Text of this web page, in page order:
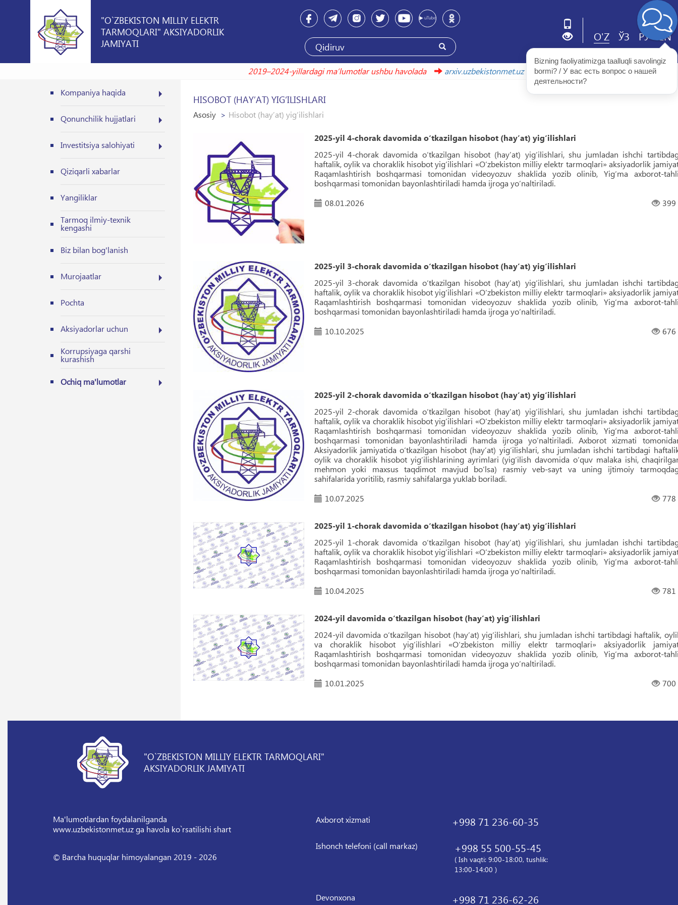
"O`ZBEKISTON MILLIY ELEKTR
TARMOQLARI" AKSIYADORLIK
JAMIYATI
O'Z ЎЗ РУ EN
2019–2024-yillardagi maʼlumotlar ushbu havolada
arxiv.uzbekistonmet.uz
Kompaniya haqida
Qonunchilik hujjatlari
Investitsiya salohiyati
Qiziqarli xabarlar
Yangiliklar
Tarmoq ilmiy-texnik
kengashi
Biz bilan bog'lanish
Murojaatlar
Pochta
Aksiyadorlar uchun
Korrupsiyaga qarshi
kurashish
Ochiq ma'lumotlar
HISOBOT (HAYʼAT) YIG‘ILISHLARI
Asosiy Hisobot (hayʼat) yig‘ilishlari
2025-yil 4-chorak davomida o‘tkazilgan hisobot (hayʼat) yig‘ilishlari
2025-yil 4-chorak davomida o‘tkazilgan hisobot (hayʼat) yig‘ilishlari, shu jumladan ishchi
haftalik, oylik va choraklik hisobot yig‘ilishlari «O‘zbekiston milliy elektr tarmoqlari» aksiyadorlik
Raqamlashtirish boshqarmasi tomonidan videoyozuv shaklida yozib olinib, Yig‘ma axborot-
boshqarmasi tomonidan bayonlashtiriladi hamda ijroga yo‘naltiriladi.
08.01.2026
399
2025-yil 3-chorak davomida o‘tkazilgan hisobot (hayʼat) yig‘ilishlari
2025-yil 3-chorak davomida o‘tkazilgan hisobot (hayʼat) yig‘ilishlari, shu jumladan ishchi
haftalik, oylik va choraklik hisobot yig‘ilishlari «O‘zbekiston milliy elektr tarmoqlari» aksiyadorlik
Raqamlashtirish boshqarmasi tomonidan videoyozuv shaklida yozib olinib, Yig‘ma axborot-
boshqarmasi tomonidan bayonlashtiriladi hamda ijroga yo‘naltiriladi.
10.10.2025
676
2025-yil 2-chorak davomida o‘tkazilgan hisobot (hayʼat) yig‘ilishlari
2025-yil 2-chorak davomida o‘tkazilgan hisobot (hayʼat) yig‘ilishlari, shu jumladan ishchi
haftalik, oylik va choraklik hisobot yig‘ilishlari «O‘zbekiston milliy elektr tarmoqlari» aksiyadorlik
Raqamlashtirish boshqarmasi tomonidan videoyozuv shaklida yozib olinib, Yig‘ma axborot-
boshqarmasi tomonidan bayonlashtiriladi hamda ijroga yo‘naltiriladi. Axborot xizmati
Aksiyadorlik jamiyatida o‘tkazilgan hisobot (hayʼat) yig‘ilishlari, shu jumladan ishchi tartibdagi
oylik va choraklik hisobot yig‘ilishlarining ayrimlari (yig‘ilish davomida o‘quv malaka ishi,
mehmon yoki maxsus taqdimot mavjud bo‘lsa) rasmiy veb-sayt va uning ijtimoiy
sahifalarida yoritilib, rasmiy sahifalarga yuklab boriladi.
10.07.2025
778
2025-yil 1-chorak davomida o‘tkazilgan hisobot (hayʼat) yig‘ilishlari
2025-yil 1-chorak davomida o‘tkazilgan hisobot (hayʼat) yig‘ilishlari, shu jumladan ishchi
haftalik, oylik va choraklik hisobot yig‘ilishlari «O‘zbekiston milliy elektr tarmoqlari» aksiyadorlik
Raqamlashtirish boshqarmasi tomonidan videoyozuv shaklida yozib olinib, Yig‘ma axborot-
boshqarmasi tomonidan bayonlashtiriladi hamda ijroga yo‘naltiriladi.
10.04.2025
781
2024-yil davomida o‘tkazilgan hisobot (hayʼat) yig‘ilishlari
2024-yil davomida o‘tkazilgan hisobot (hayʼat) yig‘ilishlari, shu jumladan ishchi tartibdagi haftalik,
va choraklik hisobot yig‘ilishlari «O‘zbekiston milliy elektr tarmoqlari» aksiyadorlik
Raqamlashtirish boshqarmasi tomonidan videoyozuv shaklida yozib olinib, Yig‘ma axborot-
boshqarmasi tomonidan bayonlashtiriladi hamda ijroga yo‘naltiriladi.
10.01.2025
700
"O`ZBEKISTON MILLIY ELEKTR TARMOQLARI"
AKSIYADORLIK JAMIYATI
Ma'lumotlardan foydalanilganda
www.uzbekistonmet.uz ga havola ko`rsatilishi shart
© Barcha huquqlar himoyalangan 2019 - 2026
Axborot xizmati +998 71 236-60-35
Ishonch telefoni (call markaz) +998 55 500-55-45
( Ish vaqti: 9:00-18:00, tushlik:
13:00-14:00 )
Devonxona +998 71 236-62-26
Bizning faoliyatimizga taalluqli savolingiz
bormi? / У вас есть вопрос о нашей
деятельности?